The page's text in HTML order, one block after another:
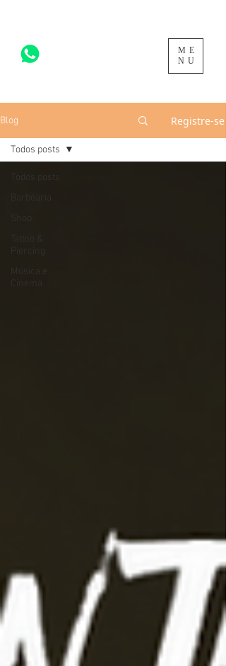
ME
NU
Blog Registre-se
Todos posts
Barbearia
Tattoo &
Piercing
Música e
Cinema
Todos posts